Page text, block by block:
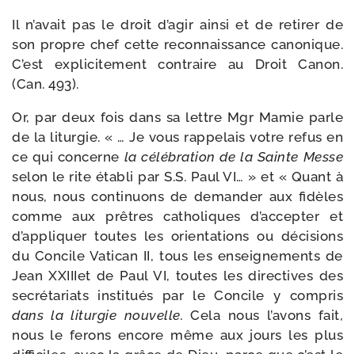
Il n’avait pas le droit d’agir ain­si et de reti­rer de
son propre chef cette recon­nais­sance cano­nique.
C’est expli­ci­te­ment contraire au Droit Canon.
(Can. 493).
Or, par deux fois dans sa lettre Mgr Mamie parle
de la litur­gie. « … Je vous rap­pe­lais votre refus en
ce qui concerne la célé­bra­tion de la Sainte Messe
selon le rite éta­bli par S.S. Paul VI… » et « Quant à
nous, nous conti­nuons de deman­der aux fidèles
comme aux prêtres catho­liques d’accepter et
d’appliquer toutes les orien­ta­tions ou déci­sions
du Concile Vatican II, tous les ensei­gne­ments de
Jean XXIIIet de Paul VI, toutes les direc­tives des
secré­ta­riats ins­ti­tués par le Concile y com­pris
dans la litur­gie nou­velle.Cela nous l’avons fait,
nous le ferons encore même aux jours les plus